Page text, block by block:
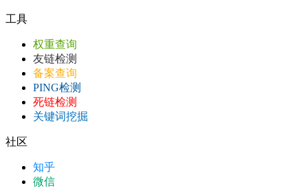
工具
权重查询
友链检测
备案查询
PING检测
死链检测
关键词挖掘
社区
知乎
微信